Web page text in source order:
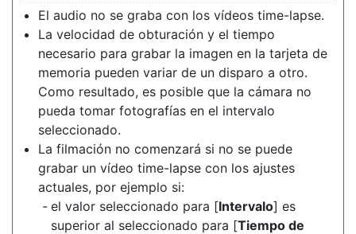
El audio no se graba con los vídeos time-lapse.
La velocidad de obturación y el tiempo
necesario para grabar la imagen en la tarjeta de
memoria pueden variar de un disparo a otro.
Como resultado, es posible que la cámara no
pueda tomar fotografías en el intervalo
seleccionado.
La filmación no comenzará si no se puede
grabar un vídeo time-lapse con los ajustes
actuales, por ejemplo si:
el valor seleccionado para [Intervalo] es
superior al seleccionado para [Tiempo de